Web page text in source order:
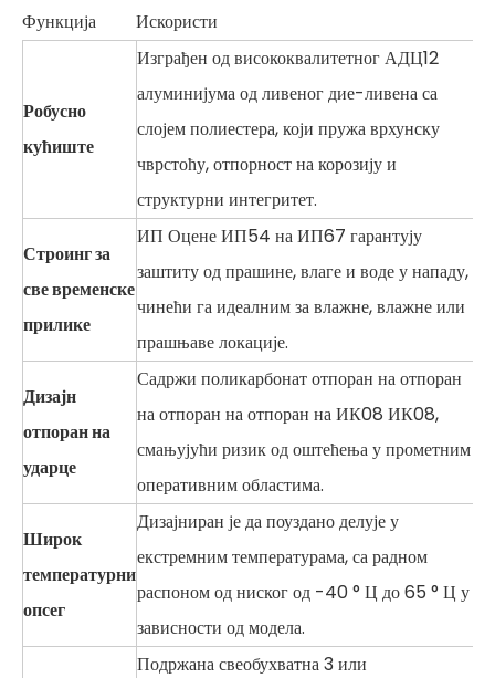
Функција Искористи
Робусно
кућиште
Изграђен од висококвалитетног АДЦ12
алуминијума од ливеног дие-ливена са
слојем полиестера, који пружа врхунску
чврстоћу, отпорност на корозију и
структурни интегритет.
Строинг за
све временске
прилике
ИП Оцене ИП54 на ИП67 гарантују
заштиту од прашине, влаге и воде у нападу,
чинећи га идеалним за влажне, влажне или
прашњаве локације.
Дизајн
отпоран на
ударце
Садржи поликарбонат отпоран на отпоран
на отпоран на отпоран на ИК08 ИК08,
смањујући ризик од оштећења у прометним
оперативним областима.
Широк
температурни
опсег
Дизајниран је да поуздано делује у
екстремним температурама, са радном
распоном од ниског од -40 ° Ц до 65 ° Ц у
зависности од модела.
Подржана свеобухватна 3 или